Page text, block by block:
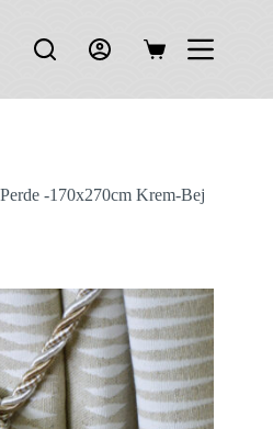
Shopping
-170x270cm Krem-Bej